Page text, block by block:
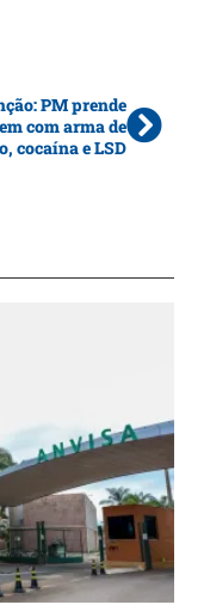
PM prende
com arma de
cocaína e LSD